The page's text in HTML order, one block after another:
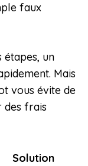
faux
étapes, un
Mais
vous évite de
des frais
Solution